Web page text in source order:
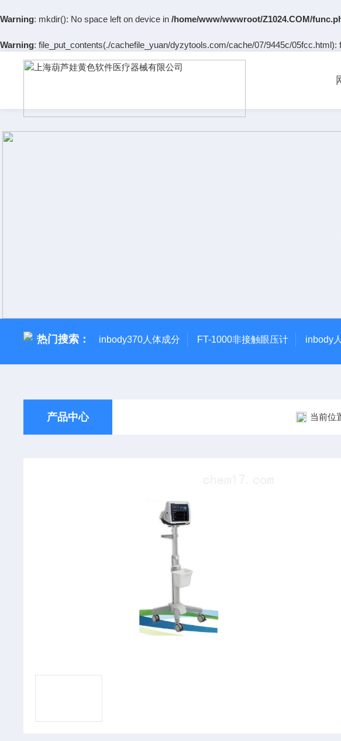
Warning: mkdir(): No space left on device in /home/www/wwwroot/Z1024.COM/
Warning: file_put_contents(./cachefile_yuan/dyzytools.com/cache/07/9445c/
热门搜索： inbody370人体成分 FT-1000非接触眼压计 inbody
产品中心 当前位